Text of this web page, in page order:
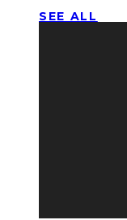
SEE ALL